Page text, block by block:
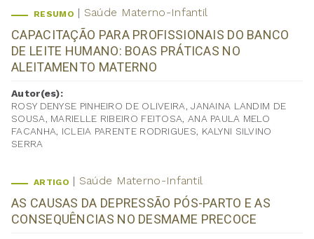
RESUMO Saúde Materno-Infantil
CAPACITAÇÃO PARA PROFISSIONAIS DO BANCO
DE LEITE HUMANO: BOAS PRÁTICAS NO
ALEITAMENTO MATERNO
Autor(es):
ROSY DENYSE PINHEIRO DE OLIVEIRA, JANAINA LANDIM DE
SOUSA, MARIELLE RIBEIRO FEITOSA, ANA PAULA MELO
FACANHA, ICLEIA PARENTE RODRIGUES, KALYNI SILVINO
SERRA
ARTIGO Saúde Materno-Infantil
AS CAUSAS DA DEPRESSÃO PÓS-PARTO E AS
CONSEQUÊNCIAS NO DESMAME PRECOCE